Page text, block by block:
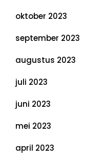
oktober 2023
september 2023
augustus 2023
juli 2023
juni 2023
mei 2023
april 2023